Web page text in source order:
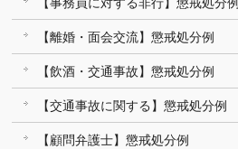
【離婚・面会交流】懲戒処分例
【飲酒・交通事故】懲戒処分例
【交通事故に関する】懲戒処分例
【顧問弁護士】懲戒処分例